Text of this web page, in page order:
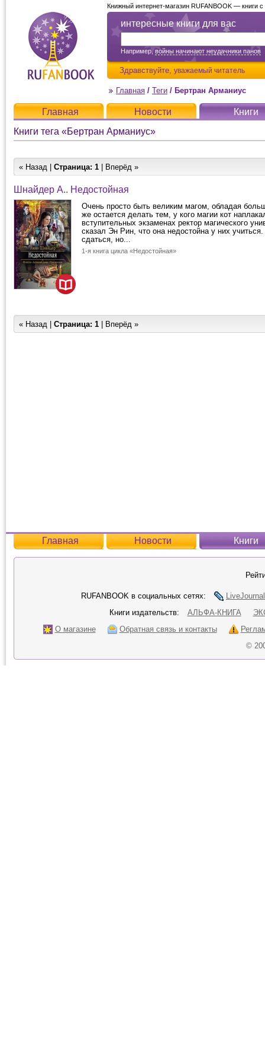
интересные книги для вас
Например,войны начинают неудачники панов
Здравствуйте, уважаемый читатель
Книжный интернет-магазин RUFANBOOK — книги
Главная / Теги / Бертран Арманиус
Главная Новости
Книги
Книги тега «Бертран Арманиус»
« Назад | Страница: 1 | Вперёд »
Шнайдер А.. Недостойная
Очень просто быть великим магом, обладая
же остается делать тем, у кого магии кот
вступительных экзаменах ректор магического
сказал Эн Рин, что она недостойна у них
сдаться, но...
1-я книга цикла «Недостойная»
« Назад | Страница: 1 | Вперёд »
Главная Новости Книги
RUFANBOOK в социальных сетях:
LiveJournal
Книги издательств:
АЛЬФА-КНИГА
О магазине
Обратная связь и контакты
©